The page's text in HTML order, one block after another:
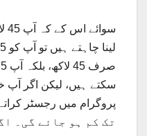
سکتے ہیں، لیکن اگر
تک کم ہو جائے گی۔